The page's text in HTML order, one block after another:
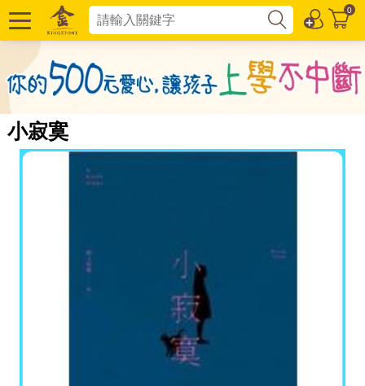
0
小寂寞